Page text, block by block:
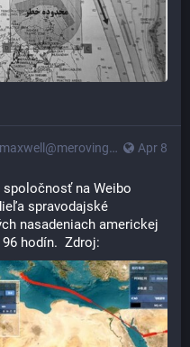
Apr 8
spravodajské
nasadeniach americkej
hodín.  Zdroj: